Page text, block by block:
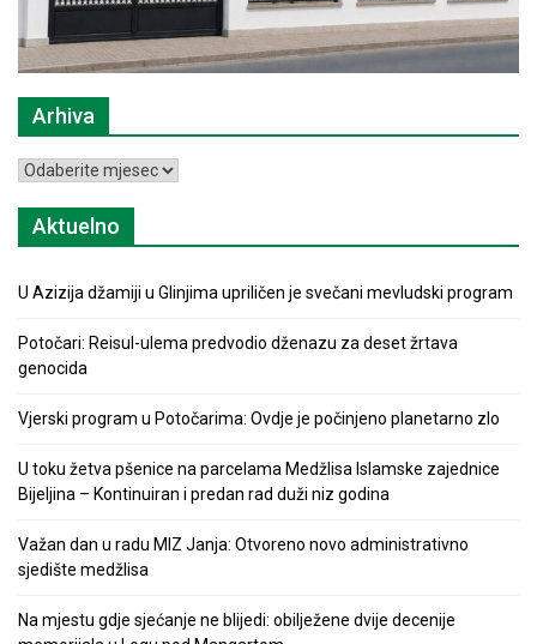
Arhiva
Arhiva
Aktuelno
U Azizija džamiji u Glinjima upriličen je svečani mevludski program
Potočari: Reisul-ulema predvodio dženazu za deset žrtava
genocida
Vjerski program u Potočarima: Ovdje je počinjeno planetarno zlo
U toku žetva pšenice na parcelama Medžlisa Islamske zajednice
Bijeljina – Kontinuiran i predan rad duži niz godina
Važan dan u radu MIZ Janja: Otvoreno novo administrativno
sjedište medžlisa
Na mjestu gdje sjećanje ne blijedi: obilježene dvije decenije